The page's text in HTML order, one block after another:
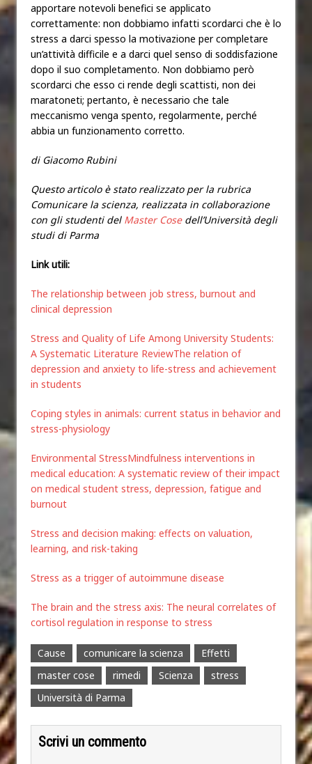
apportare notevoli benefici se applicato
correttamente: non dobbiamo infatti scordarci che è lo
stress a darci spesso la motivazione per completare
un’attività difficile e a darci quel senso di soddisfazione
dopo il suo completamento. Non dobbiamo però
scordarci che esso ci rende degli scattisti, non dei
maratoneti; pertanto, è necessario che tale
meccanismo venga spento, regolarmente, perché
abbia un funzionamento corretto.
di Giacomo Rubini
Questo articolo è stato realizzato per la rubrica
Comunicare la scienza, realizzata in collaborazione
con gli studenti del Master Cosedell’Università degli
studi di Parma
Link utili:
The relationship between job stress, burnout and
clinical depression
Stress and Quality of Life Among University Students:
A Systematic Literature ReviewThe relation of
depression and anxiety to life-stress and achievement
in students
Coping styles in animals: current status in behavior and
stress-physiology
Environmental StressMindfulness interventions in
medical education: A systematic review of their impact
on medical student stress, depression, fatigue and
burnout
Stress and decision making: effects on valuation,
learning, and risk-taking
Stress as a trigger of autoimmune disease
The brain and the stress axis: The neural correlates of
cortisol regulation in response to stress
Cause comunicare la scienza
Effetti
master cose
rimedi Scienza
stress
Università di Parma
Scrivi un commento